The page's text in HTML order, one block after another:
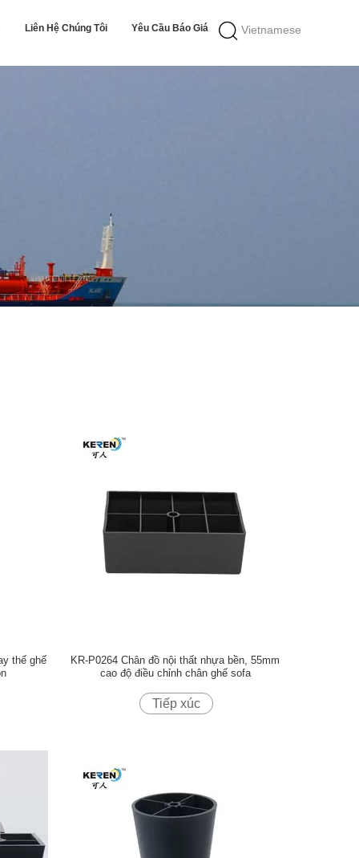
Vietnamese
Liên Hệ Chúng Tôi Yêu Cầu Báo Giá
thế ghế
KR-P0264 Chân đồ nội thất nhựa bền, 55mm
cao độ điều chỉnh chân ghế sofa
Tiếp xúc